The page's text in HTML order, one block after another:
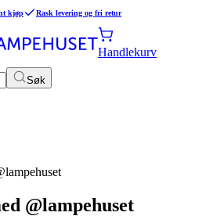
kjøp Rask levering og fri retur
Søk
Handlekurv
@lampehuset